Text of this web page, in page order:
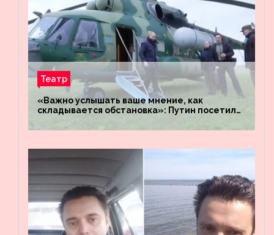
Театр
«Важно услышать ваше мнение, как
складывается обстановка»: Путин посетил
«Восток»